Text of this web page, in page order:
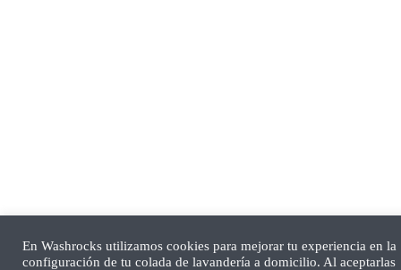
En Washrocks utilizamos cookies para mejorar tu experiencia en la
configuración de tu colada de lavandería a domicilio. Al aceptarlas